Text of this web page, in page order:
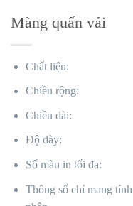
Màng quấn vải
Chất liệu:
Chiều rộng:
Chiều dài:
Độ dày:
Số màu in tối đa:
Thông số chỉ mang